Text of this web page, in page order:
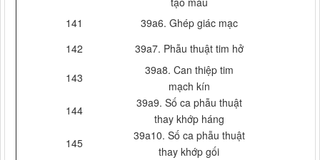
141
39a6. Ghép giác mạc
142
39a7. Phẫu thuật tim hở
143
39a8. Can thiệp tim
mạch kín
144
39a9. Số ca phẫu thuật
thay khớp háng
145
39a10. Số ca phẫu thuật
thay khớp gối